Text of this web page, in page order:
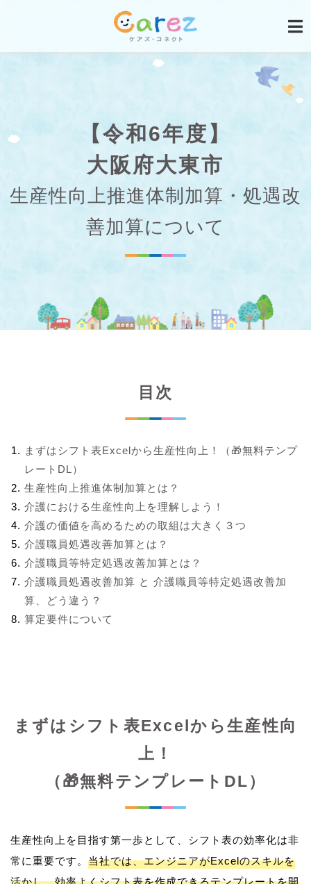
【令和6年度】
大阪府大東市
生産性向上推進体制加算・処遇改
善加算について
目次
まずはシフト表Excelから生産性向上！（🎁無料テンプ
レートDL）
生産性向上推進体制加算とは？
介護における生産性向上を理解しよう！
介護の価値を高めるための取組は大きく３つ
介護職員処遇改善加算とは？
介護職員等特定処遇改善加算とは？
介護職員処遇改善加算 と 介護職員等特定処遇改善加
算、どう違う？
算定要件について
まずはシフト表Excelから生産性向
上！
（🎁無料テンプレートDL）
生産性向上を目指す第一歩として、シフト表の効率化は非
常に重要です。 当社では、エンジニアがExcelのスキルを
活かし、効率よくシフト表を作成できるテンプレートを開